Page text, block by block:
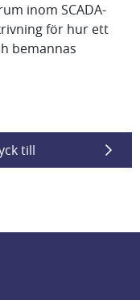
inom SCADA-
för hur ett
bemannas
till